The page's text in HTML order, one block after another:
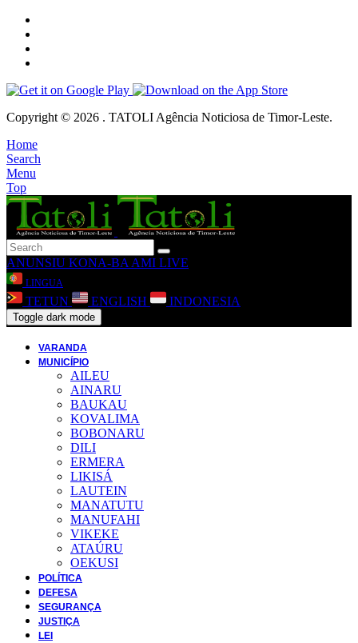
Copyright © 2026 . TATOLI Agência Noticiosa de Timor-Leste.
Home
Search
Menu
Top
ANUNSIU KONA-BA AMI LIVE
LINGUA
TETUN ENGLISH INDONESIA
Toggle dark mode
VARANDA
MUNICÍPIO
AILEU
AINARU
BAUKAU
KOVALIMA
BOBONARU
DILI
ERMERA
LIKISÁ
LAUTEIN
MANATUTU
MANUFAHI
VIKEKE
ATAÚRU
OEKUSI
POLÍTICA
DEFESA
SEGURANÇA
JUSTIÇA
LEI